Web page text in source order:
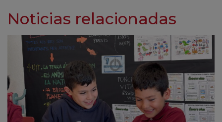
Noticias relacionadas